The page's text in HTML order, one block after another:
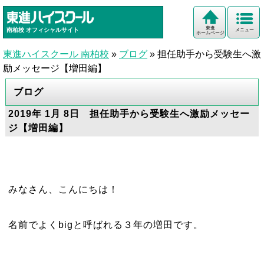
南柏校 オフィシャルサイト メニュー
東進
ホームページ
東進ハイスクール 南柏校 » ブログ » 担任助手から受験生へ激
励メッセージ【増田編】
ブログ
2019年 1月 8日 担任助手から受験生へ激励メッセー
ジ【増田編】
みなさん、こんにちは！
名前でよくbigと呼ばれる３年の増田です。